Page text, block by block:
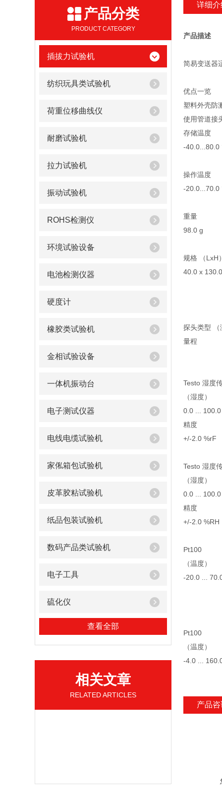
产品分类
PRODUCT CATEGORY
插拔力试验机
纺织玩具类试验机
荷重位移曲线仪
耐磨试验机
拉力试验机
振动试验机
ROHS检测仪
环境试验设备
电池检测仪器
硬度计
橡胶类试验机
金相试验设备
一体机振动台
电子测试仪器
电线电缆试验机
家俬箱包试验机
皮革胶粘试验机
纸品包装试验机
数码产品类试验机
电子工具
硫化仪
查看全部
相关文章
RELATED ARTICLES
详细介
产品描述
简易变送器
优点一览
塑料外壳防
使用管道接
存储温度
-40.0...80.0
操作温度
-20.0...70.0
重量
98.0 g
规格 （LxH
40.0 x
探头类型 （
量程
Testo 湿度
（湿度）
0.0 ...
精度
+/-2.0 %rF
Testo 湿度
（湿度）
0.0 ...
精度
+/-2.0 %RH
Pt100
（温度）
-20.0 ...
Pt100
（温度）
-4.0 ...
产品